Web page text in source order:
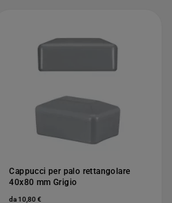
Cappucci per palo rettangolare
40x80 mm Grigio
da 10,80 €